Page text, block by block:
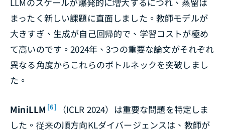
まったく新しい課題に直面しました。教師モデルが
大きすぎ、生成が自己回帰的で、学習コストが極め
て高いのです。2024年、3つの重要な論文がそれぞれ
異なる角度からこれらのボトルネックを突破しまし
た。
MiniLLM [6]
（ICLR 2024）は重要な問題を特定しま
した。従来の順方向KLダイバージェンスは、教師が